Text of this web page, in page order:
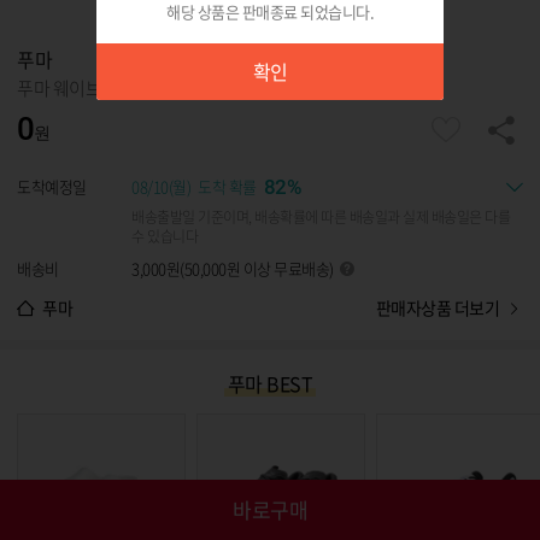
해당 상품은 판매종료 되었습니다.
확인